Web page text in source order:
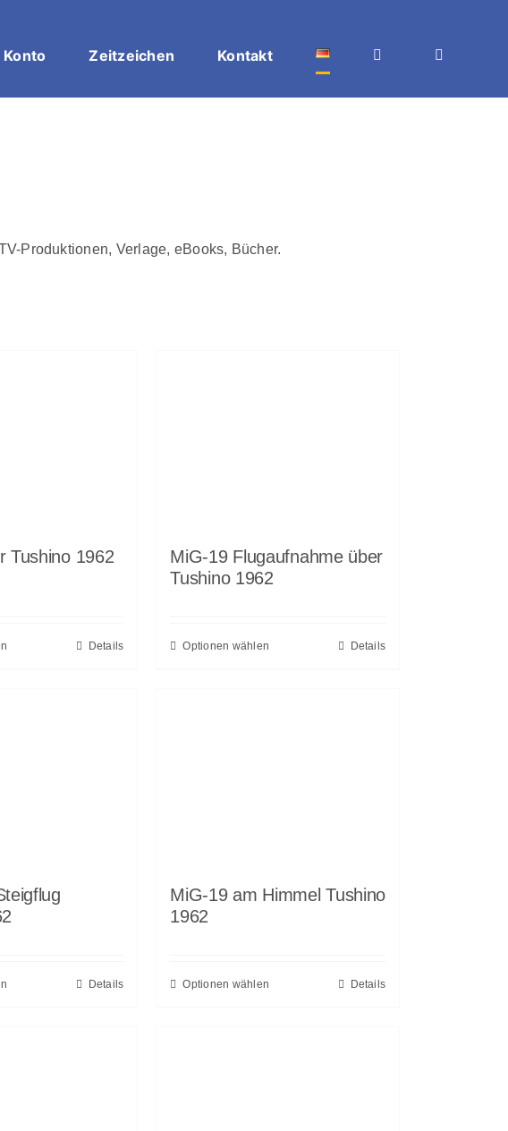
Konto Zeitzeichen Kontakt
Produktionen, Verlage, eBooks, Bücher.
Tushino 1962
Details
MiG-19 Flugaufnahme über
Tushino 1962
Optionen wählen Details
Details
MiG-19 am Himmel Tushino
1962
Optionen wählen Details